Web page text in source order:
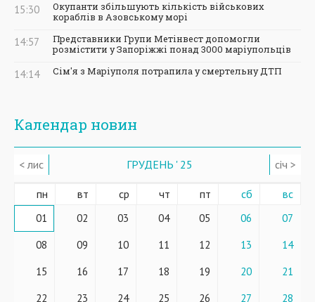
15:30
Окупанти збільшують кількість військових
кораблів в Азовському морі
14:57
Представники Групи Метінвест допомогли
розмістити у Запоріжжі понад 3000 маріупольців
14:14 Сім'я з Маріуполя потрапила у смертельну ДТП
Календар новин
< лис ГРУДЕНЬ ' 25 січ >
пн вт ср чт пт сб вс
01 02 03 04 05 06
07
08
09 10 11 12 13
14
15
16 17 18 19 20
21
22
23 24 25 26 27
28